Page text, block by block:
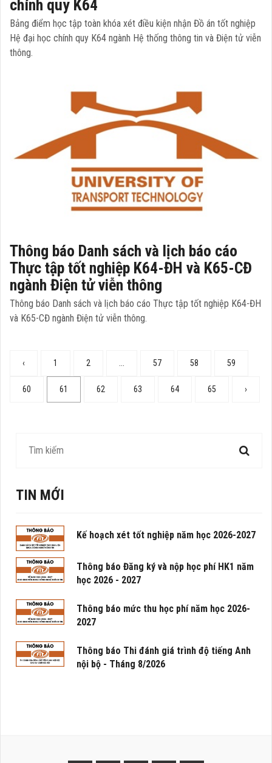
chính quy K64
Bảng điểm học tập toàn khóa xét điều kiện nhận Đồ án tốt nghiệp
Hệ đại học chính quy K64 ngành Hệ thống thông tin và Điện tử viễn
thông.
Thông báo Danh sách và lịch báo cáo
Thực tập tốt nghiệp K64-ĐH và K65-CĐ
ngành Điện tử viễn thông
Thông báo Danh sách và lịch báo cáo Thực tập tốt nghiệp K64-ĐH
và K65-CĐ ngành Điện tử viễn thông.
‹ 1 2 ... 57 58 59
60 61 62 63 64 65 ›
TIN MỚI
Kế hoạch xét tốt nghiệp năm học 2026-2027
Thông báo Đăng ký và nộp học phí HK1 năm
học 2026 - 2027
Thông báo mức thu học phí năm học 2026-
2027
Thông báo Thi đánh giá trình độ tiếng Anh
nội bộ - Tháng 8/2026